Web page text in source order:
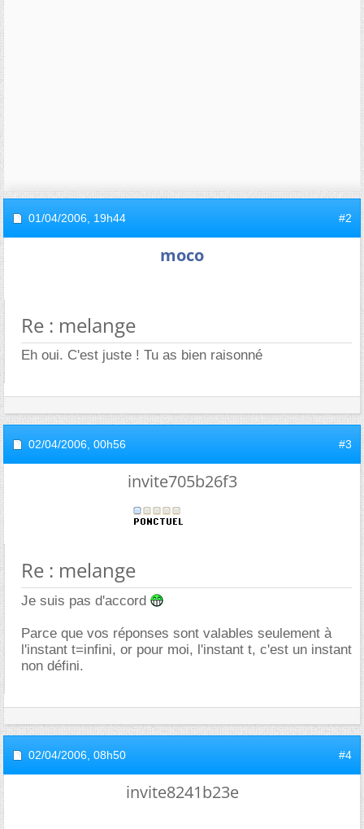
01/04/2006, 19h44 #2
moco
Re : melange
Eh oui. C'est juste ! Tu as bien raisonné
02/04/2006, 00h56 #3
invite705b26f3
Re : melange
Je suis pas d'accord
Parce que vos réponses sont valables seulement à
l'instant t=infini, or pour moi, l'instant t, c'est un instant
non défini.
02/04/2006, 08h50 #4
invite8241b23e